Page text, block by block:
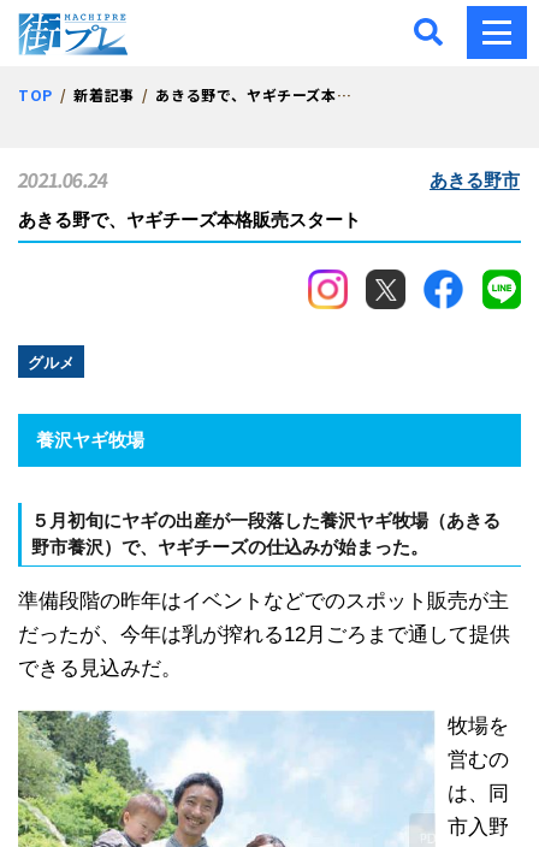
街プレ -東京・西多摩の
TOP 新着記事 あきる野で、ヤギチーズ本格販売スタート
あきる野で、ヤギチーズ本格販売スタート
グルメ
2021.06.24 あきる野市
養沢ヤギ牧場
５月初旬にヤギの出産が一段落した養沢ヤギ牧場（あきる
野市養沢）で、ヤギチーズの仕込みが始まった。
準備段階の昨年はイベントなどでのスポット販売が主
だったが、今年は乳が搾れる12月ごろまで通して提供
できる見込みだ。
牧場を
営むの
は、同
市入野